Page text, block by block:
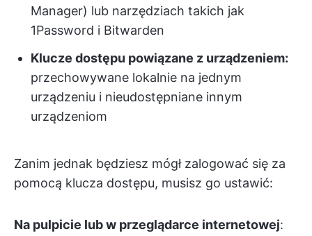
Manager) lub narzędziach takich jak
1Password i Bitwarden
Klucze dostępu powiązane z urządzeniem:
przechowywane lokalnie na jednym
urządzeniu i nieudostępniane innym
urządzeniom
Zanim jednak będziesz mógł zalogować się za
pomocą klucza dostępu, musisz go ustawić:
Na pulpicie lub w przeglądarce internetowej: